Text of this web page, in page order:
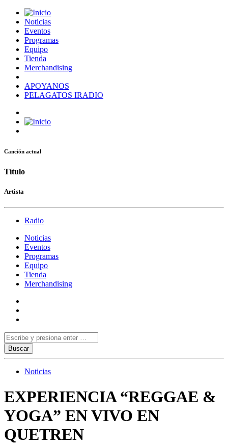
Noticias
Eventos
Programas
Equipo
Tienda
Merchandising
APOYANOS
PELAGATOS IRADIO
Canción actual
Título
Artista
Radio
Noticias
Eventos
Programas
Equipo
Tienda
Merchandising
Noticias
EXPERIENCIA “REGGAE &
YOGA” EN VIVO EN
QUETREN